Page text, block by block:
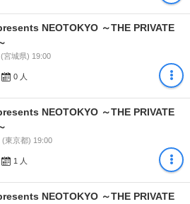
NEOTOKYO ～THE PRIVATE
宮城県) 19:00
0 人
NEOTOKYO ～THE PRIVATE
(東京都) 19:00
1 人
NEOTOKYO ～THE PRIVATE